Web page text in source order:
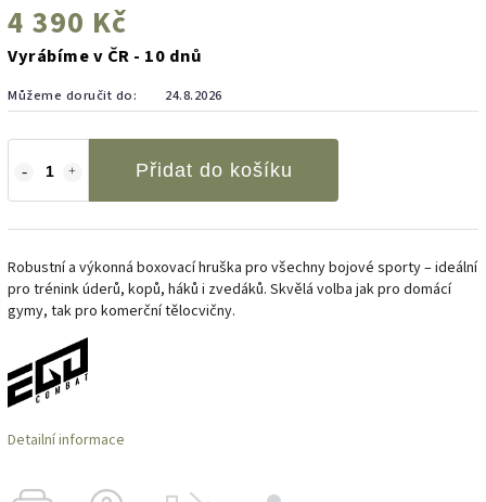
4 390 Kč
Vyrábíme v ČR - 10 dnů
Můžeme doručit do: 24.8.2026
Přidat do košíku
Robustní a výkonná boxovací hruška pro všechny bojové sporty – ideální
pro trénink úderů, kopů, háků i zvedáků. Skvělá volba jak pro domácí
gymy, tak pro komerční tělocvičny.
Detailní informace